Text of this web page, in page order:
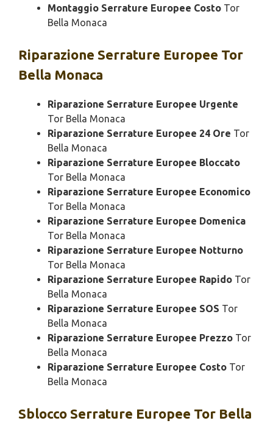
Montaggio Serrature Europee Costo Tor
Bella Monaca
Riparazione Serrature Europee Tor
Bella Monaca
Riparazione Serrature Europee Urgente
Tor Bella Monaca
Riparazione Serrature Europee 24 Ore Tor
Bella Monaca
Riparazione Serrature Europee Bloccato
Tor Bella Monaca
Riparazione Serrature Europee Economico
Tor Bella Monaca
Riparazione Serrature Europee Domenica
Tor Bella Monaca
Riparazione Serrature Europee Notturno
Tor Bella Monaca
Riparazione Serrature Europee Rapido Tor
Bella Monaca
Riparazione Serrature Europee SOS Tor
Bella Monaca
Riparazione Serrature Europee Prezzo Tor
Bella Monaca
Riparazione Serrature Europee Costo Tor
Bella Monaca
Sblocco Serrature Europee Tor Bella